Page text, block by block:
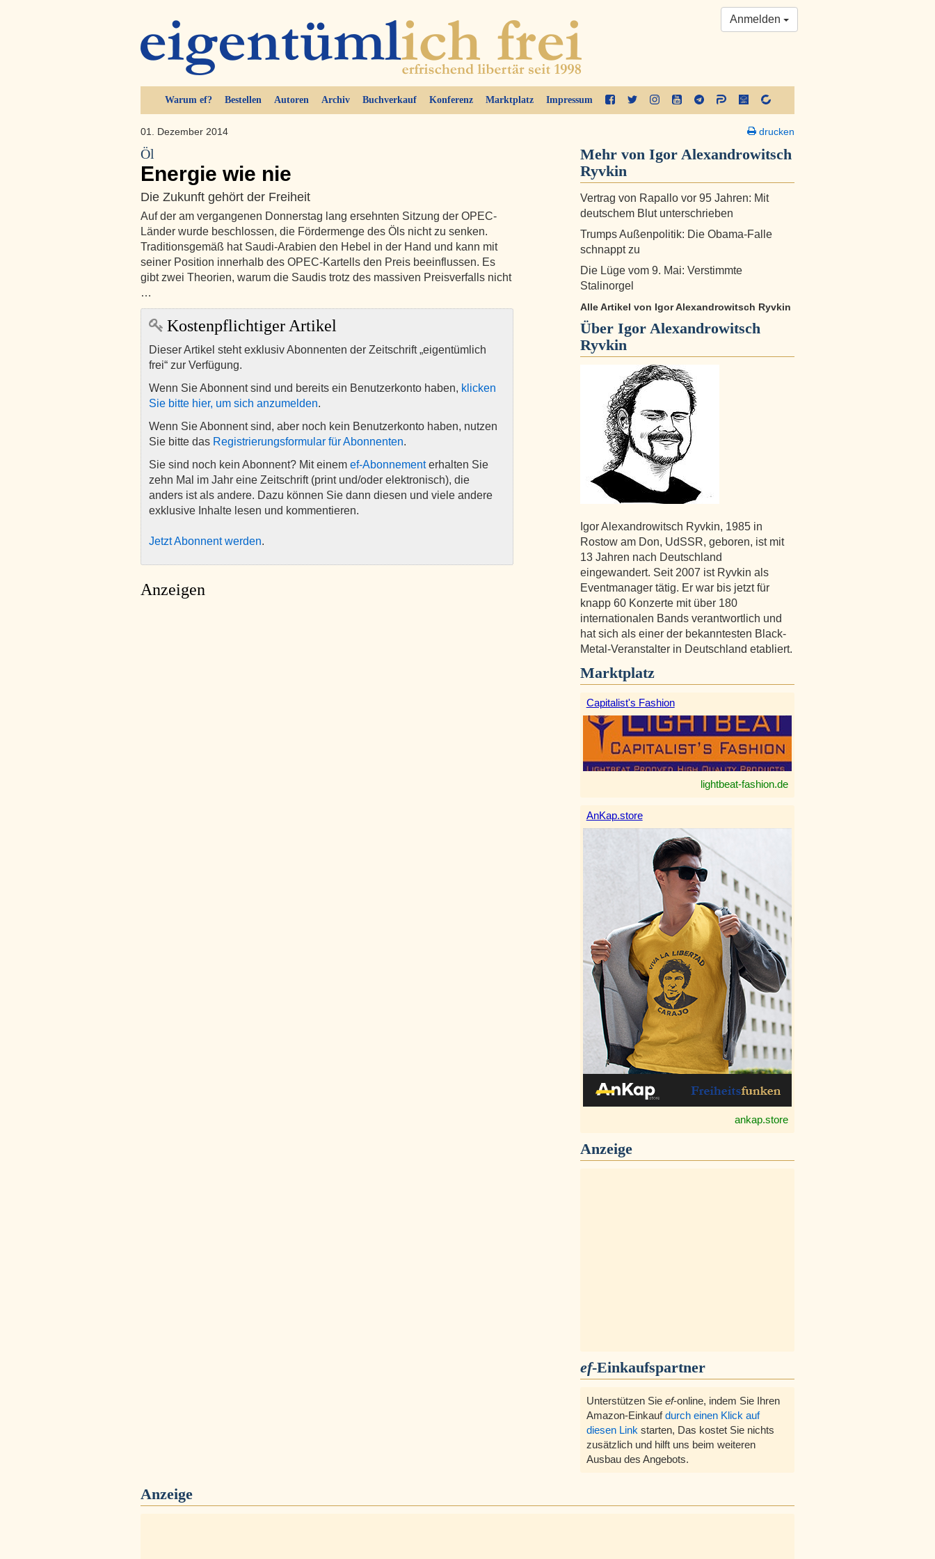
Warum ef? Bestellen Autoren Archiv Buchverkauf Konferenz Marktplatz Impressum
Anmelden
01. Dezember 2014
Öl
Energie wie nie
Die Zukunft gehört der Freiheit
Auf der am vergangenen Donnerstag lang ersehnten Sitzung der OPEC-
Länder wurde beschlossen, die Fördermenge des Öls nicht zu senken.
Traditionsgemäß hat Saudi-Arabien den Hebel in der Hand und kann mit
seiner Position innerhalb des OPEC-Kartells den Preis beeinflussen. Es
gibt zwei Theorien, warum die Saudis trotz des massiven Preisverfalls nicht
…
Kostenpflichtiger Artikel
Dieser Artikel steht exklusiv Abonnenten der Zeitschrift „eigentümlich
frei“ zur Verfügung.
Wenn Sie Abonnent sind und bereits ein Benutzerkonto haben, klicken
Sie bitte hier, um sich anzumelden.
Wenn Sie Abonnent sind, aber noch kein Benutzerkonto haben, nutzen
Sie bitte das Registrierungsformular für Abonnenten.
Sie sind noch kein Abonnent? Mit einem ef-Abonnementerhalten Sie
zehn Mal im Jahr eine Zeitschrift (print und/oder elektronisch), die
anders ist als andere. Dazu können Sie dann diesen und viele andere
exklusive Inhalte lesen und kommentieren.
Jetzt Abonnent werden.
Anzeigen
drucken
Mehr von Igor Alexandrowitsch
Ryvkin
Vertrag von Rapallo vor 95 Jahren: Mit
deutschem Blut unterschrieben
Trumps Außenpolitik: Die Obama-Falle
schnappt zu
Die Lüge vom 9. Mai: Verstimmte
Stalinorgel
Alle Artikel von Igor Alexandrowitsch Ryvkin
Über Igor Alexandrowitsch
Ryvkin
Igor Alexandrowitsch Ryvkin, 1985 in
Rostow am Don, UdSSR, geboren, ist mit
13 Jahren nach Deutschland
eingewandert. Seit 2007 ist Ryvkin als
Eventmanager tätig. Er war bis jetzt für
knapp 60 Konzerte mit über 180
internationalen Bands verantwortlich und
hat sich als einer der bekanntesten Black-
Metal-Veranstalter in Deutschland etabliert.
Marktplatz
Capitalist's Fashion
lightbeat-fashion.de
AnKap.store
ankap.store
Anzeige
ef-Einkaufspartner
Unterstützen Sie ef-online, indem Sie Ihren
Amazon-Einkaufdurch einen Klick auf
diesen Link starten, Das kostet Sie nichts
zusätzlich und hilft uns beim weiteren
Ausbau des Angebots.
Anzeige